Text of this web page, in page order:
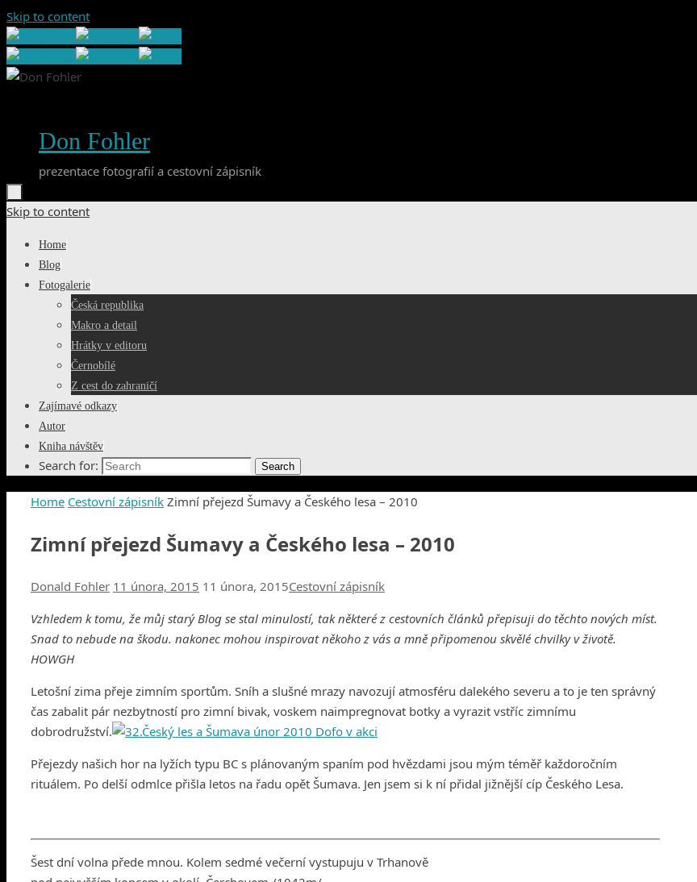
Skip to content
Don Fohler
prezentace fotografií a cestovní zápisník
Skip to content
Home
Blog
Fotogalerie
Česká republika
Makro a detail
Hrátky v editoru
Černobílé
Z cest do zahraničí
Zajímavé odkazy
Autor
Kniha návštěv
Search for: Search
Home Cestovní zápisník Zimní přejezd Šumavy a Českého lesa – 2010
Zimní přejezd Šumavy a Českého lesa – 2010
Donald Fohler 11 února, 2015 11 února, 2015Cestovní zápisník
Vzhledem k tomu, že můj starý Blog se stal minulostí, tak některé z cestovních článků přepisuji do těchto nových míst.
Snad to nebude na škodu. nakonec mohou inspirovat někoho z vás a mně připomenou skvělé chvilky v životě.
HOWGH
Letošní zima přeje zimním sportům. Sníh a slušné mrazy navozují atmosféru dalekého severu a to je ten správný
čas zabalit pár nezbytností pro zimní bivak, voskem naimpregnovat botky a vyrazit vstříc zimnímu
dobrodružství.
Přejezdy našich hor na lyžích typu BC s plánovaným spaním pod hvězdami jsou mým téměř každoročním
rituálem. Po delší odmlce přišla letos na řadu opět Šumava. Jen jsem si k ní přidal jižnější cíp Českého Lesa.
Šest dní volna přede mnou. Kolem sedmé večerní vystupuju v Trhanově